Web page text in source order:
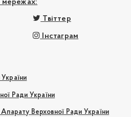
мережах:
Твіттер
Інстаграм
Ради України
Апарату Верховної Ради України